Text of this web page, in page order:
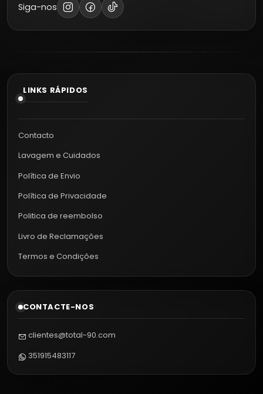
Siga-nos
LINKS RÁPIDOS
Contacto
Lavagem e Cuidados
Política de Envio
Política de Privacidade
Politica de reembolso
Livro de Reclamações
Termos e Condições
CONTACTE-NOS
clientes@total-90.com
351915483117